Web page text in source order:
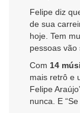
Felipe diz
de sua
hoje. Tem
pessoas vão
Com 14
mais retrô e
Felipe
nunca. E